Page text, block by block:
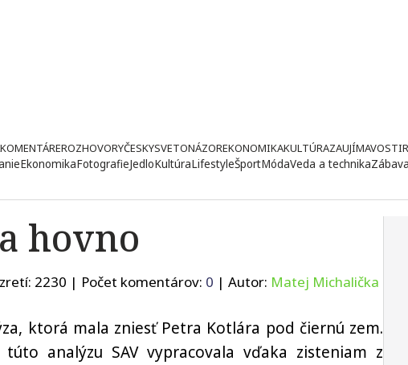
KOMENTÁREROZHOVORYČESKYSVETONÁZOREKONOMIKAKULTÚRAZAUJÍMAVOSTI
EkonomikaFotografieJedloKultúraLifestyleŠportMódaVeda a technikaZábava
hovno
2230 | Počet komentárov: 0 | Autor: Matej Michalička
ktorá mala zniesť Petra Kotlára pod čiernú zem.
analýzu SAV vypracovala vďaka zisteniam z